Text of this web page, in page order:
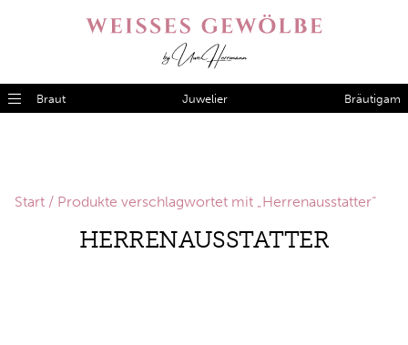
Braut Juwelier Bräutigam
Start / Produkte verschlagwortet mit „Herrenausstatter“
HERRENAUSSTATTER